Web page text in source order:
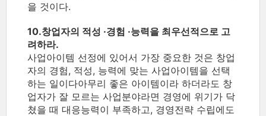
을 것이다.
10.창업자의 적성 ·경험 ·능력을 최우선적으로 고
려하라.
사업아이템 선정에 있어서 가장 중요한 것은 창업
자의 경험, 적성, 능력에 맞는 사업아이템을 선택
하는 일이다아무리 좋은 아이템이라 하더라도 창
업자가 잘 모르는 사업분야라면 경영에 위기가 닥
쳤을 때 대응능력이 부족하고, 경영전략 수립에도